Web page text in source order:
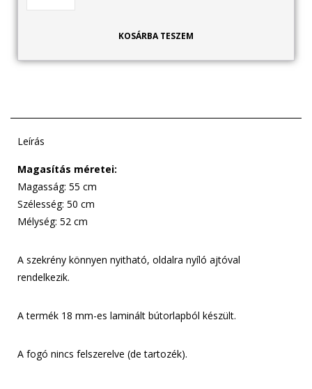
KOSÁRBA TESZEM
Leírás
Magasítás méretei:
Magasság: 55 cm
Szélesség: 50 cm
Mélység: 52 cm
A szekrény könnyen nyitható, oldalra nyíló ajtóval
rendelkezik.
A termék 18 mm-es laminált bútorlapból készült.
A fogó nincs felszerelve (de tartozék).